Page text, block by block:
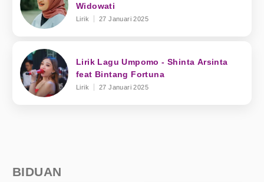
Widowati
Lirik 27 Januari 2025
Lirik Lagu Umpomo - Shinta Arsinta
feat Bintang Fortuna
Lirik 27 Januari 2025
BIDUAN